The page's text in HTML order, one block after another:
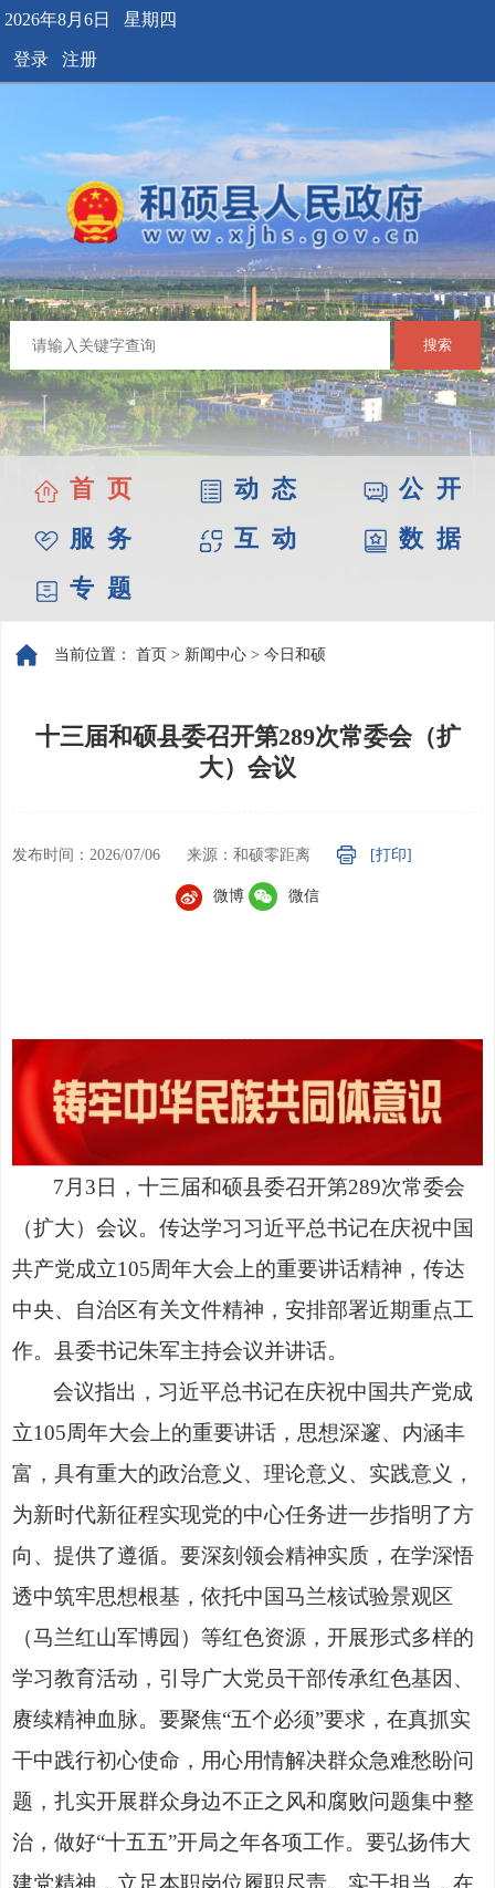
2026年8月6日 星期四
登录 注册
搜索
首 页 动 态
公 开
服 务
互 动
数 据
专 题
当前位置： 首页 > 新闻中心 > 今日和硕
十三届和硕县委召开第289次常委会（扩
大）会议
发布时间：2026/07/06 来源：和硕零距离 [打印]
微博 微信
7月3日，十三届和硕县委召开第289次常委会
（扩大）会议。传达学习习近平总书记在庆祝中国
共产党成立105周年大会上的重要讲话精神，传达
中央、自治区有关文件精神，安排部署近期重点工
作。县委书记朱军主持会议并讲话。
会议指出，习近平总书记在庆祝中国共产党成
立105周年大会上的重要讲话，思想深邃、内涵丰
富，具有重大的政治意义、理论意义、实践意义，
为新时代新征程实现党的中心任务进一步指明了方
向、提供了遵循。要深刻领会精神实质，在学深悟
透中筑牢思想根基，依托中国马兰核试验景观区
（马兰红山军博园） 等红色资源，开展形式多样的
学习教育活动，引导广大党员干部传承红色基因、
赓续精神血脉。要聚焦“五个必须”要求，在真抓实
干中践行初心使命，用心用情解决群众急难愁盼问
题，扎实开展群众身边不正之风和腐败问题集中整
治，做好“十五五”开局之年各项工作。要弘扬伟大
建党精神，立足本职岗位履职尽责、实干担当，在